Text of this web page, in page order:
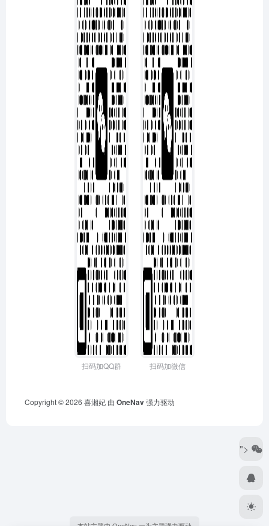
扫码加QQ群 扫码加微信
Copyright © 2026 喜湘妃 由 OneNav强力驱动
">